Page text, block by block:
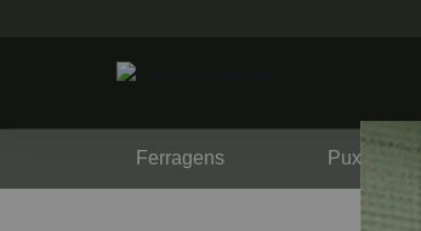
Ferragens Puxadores